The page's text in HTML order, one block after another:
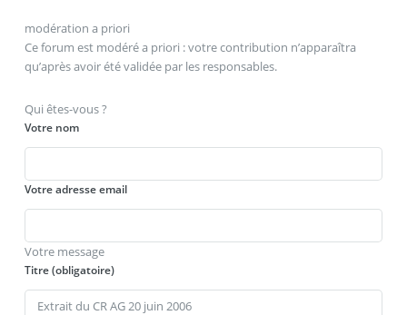
modération a priori
Ce forum est modéré a priori : votre contribution n’apparaîtra
qu’après avoir été validée par les responsables.
Qui êtes-vous ?
Votre nom
Votre adresse email
Votre message
Titre (obligatoire)